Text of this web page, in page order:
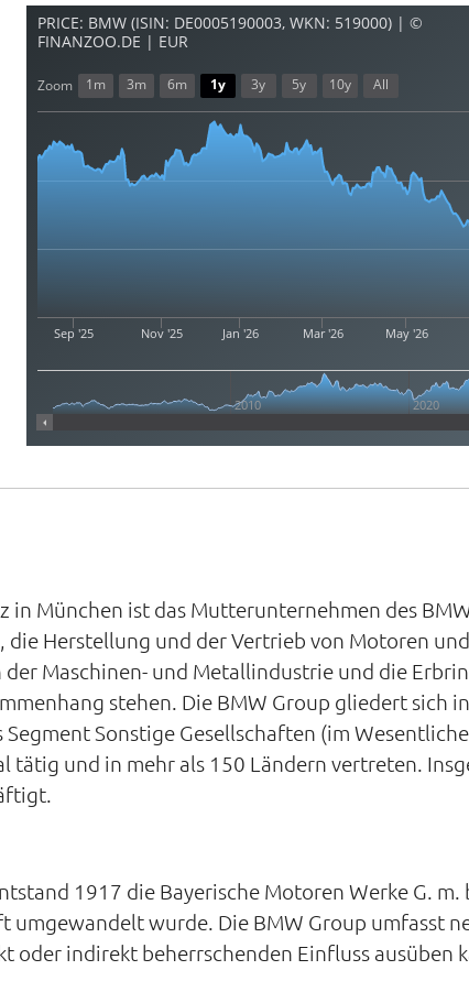
PRICE: BMW (ISIN: DE0005190003, WKN: 519000) | ©
FINANZOO.DE | EUR
Sep '25 Nov '25 Jan '26 Mar '26 May '26
2010 2020
Zoom 1m 3m 6m 1y 3y 5y 10y All
in München ist das Mutterunternehmen des
Herstellung und der Vertrieb von Motoren
Maschinen- und Metallindustrie und die
stehen. Die BMW Group gliedert sich
Sonstige Gesellschaften (im
und in mehr als 150 Ländern vertreten.
1917 die Bayerische Motoren Werke G. m.
wurde. Die BMW Group umfasst
oder indirekt beherrschenden Einfluss ausüben